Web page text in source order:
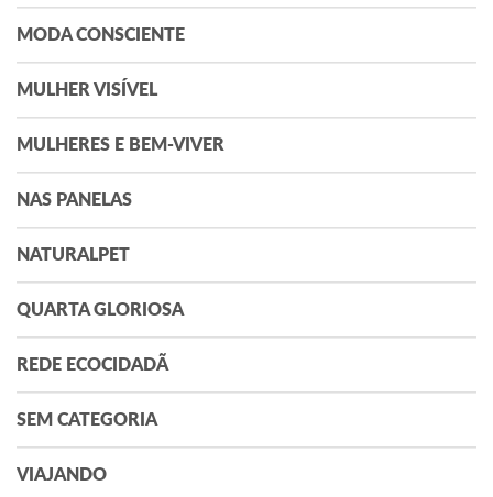
MODA CONSCIENTE
MULHER VISÍVEL
MULHERES E BEM-VIVER
NAS PANELAS
NATURALPET
QUARTA GLORIOSA
REDE ECOCIDADÃ
SEM CATEGORIA
VIAJANDO